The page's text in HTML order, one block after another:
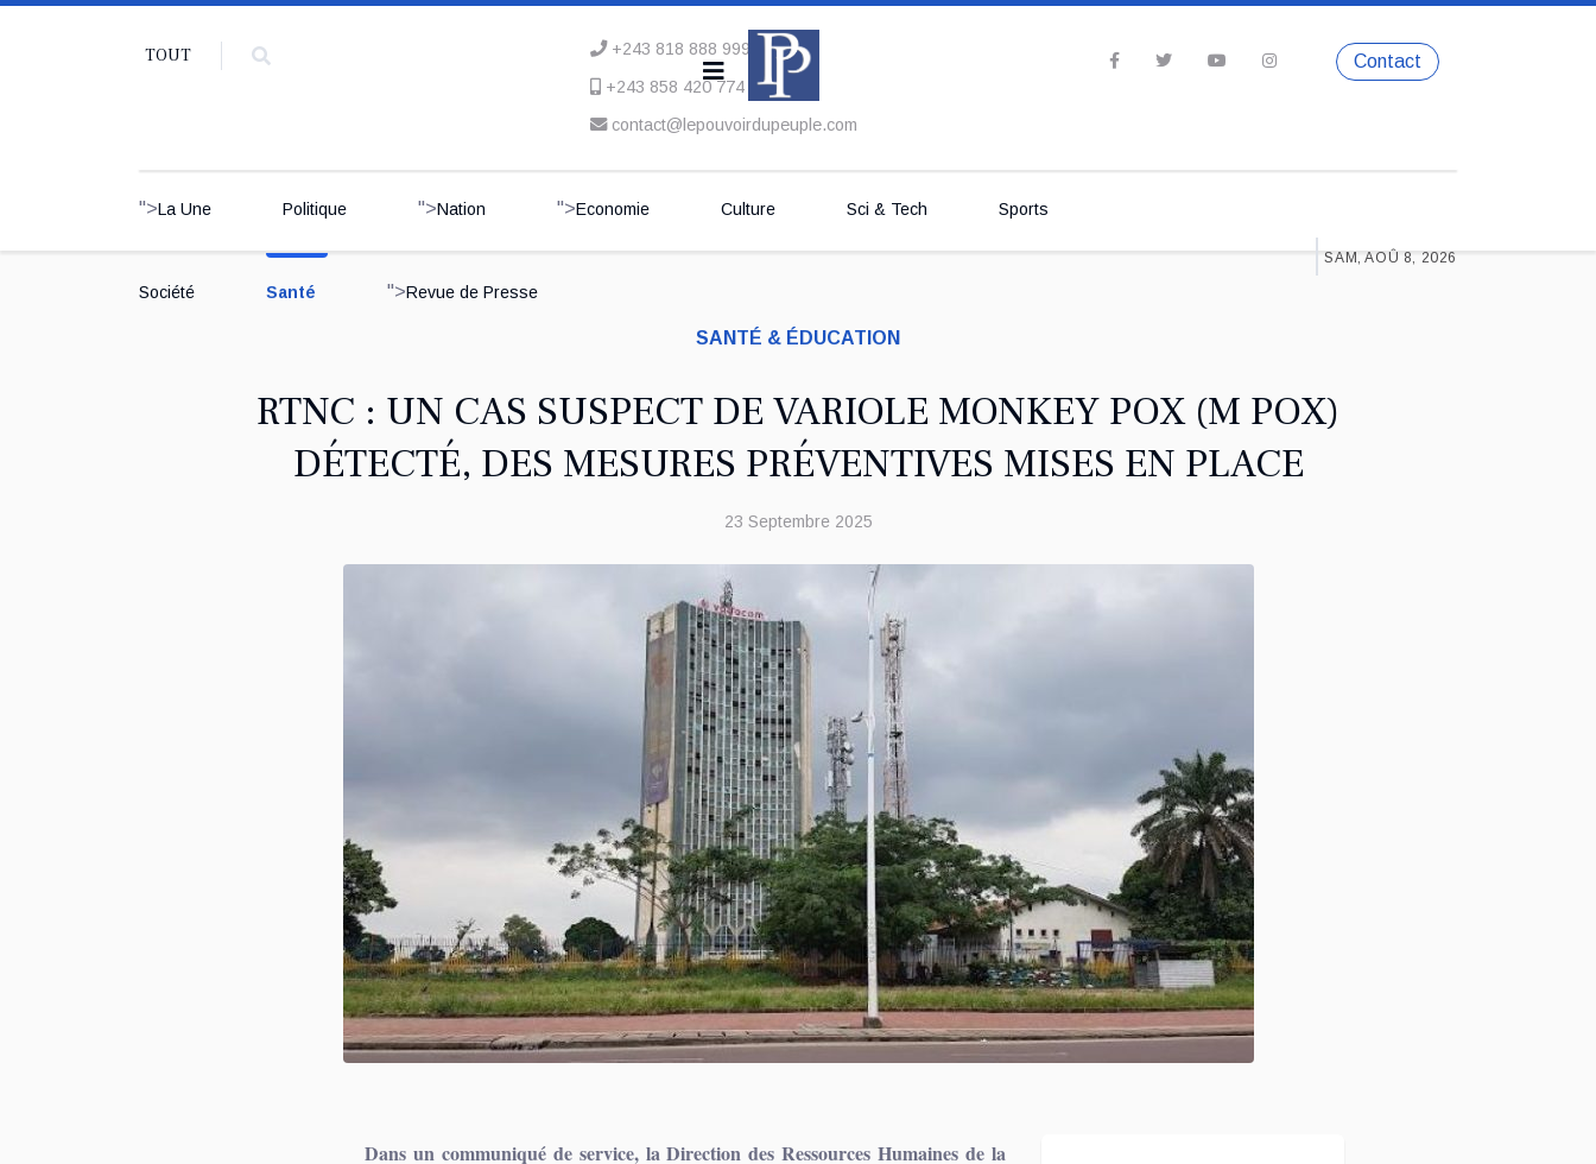
TOUT
+243 818 888 999
+243 858 420 774
contact@lepouvoirdupeuple.com
Contact
">La Une Politique ">Nation ">Economie Culture Sci & Tech Sports
Société Santé ">Revue de Presse
SAM, AOÛ 8, 2026
SANTÉ & ÉDUCATION
RTNC : UN CAS SUSPECT DE VARIOLE MONKEY POX (M POX)
DÉTECTÉ, DES MESURES PRÉVENTIVES MISES EN PLACE
23 Septembre 2025
Dans un communiqué de service, la Direction des Ressources Humaines de la